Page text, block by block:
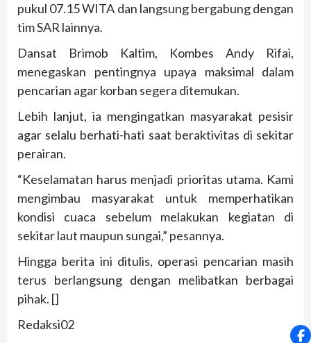
pukul 07.15 WITA dan langsung bergabung dengan
tim SAR lainnya.
Dansat Brimob Kaltim, Kombes Andy Rifai,
menegaskan pentingnya upaya maksimal dalam
pencarian agar korban segera ditemukan.
Lebih lanjut, ia mengingatkan masyarakat pesisir
agar selalu berhati-hati saat beraktivitas di sekitar
perairan.
“Keselamatan harus menjadi prioritas utama. Kami
mengimbau masyarakat untuk memperhatikan
kondisi cuaca sebelum melakukan kegiatan di
sekitar laut maupun sungai,” pesannya.
Hingga berita ini ditulis, operasi pencarian masih
terus berlangsung dengan melibatkan berbagai
pihak. []
Redaksi02